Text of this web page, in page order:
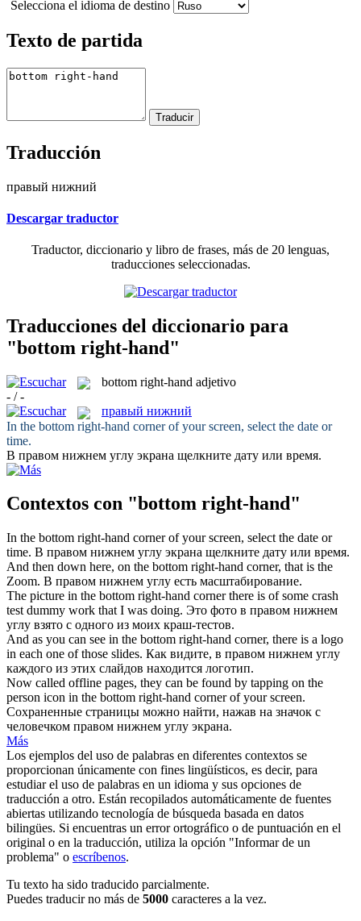
Selecciona el idioma de destino
Texto de partida
Traducción
правый нижний
Descargar traductor
Traductor, diccionario y libro de frases, más de 20 lenguas,
traducciones seleccionadas.
Traducciones del diccionario para
"bottom right-hand"
bottom right-hand adjetivo
- / -
правый нижний
In the bottom right-hand corner of your screen, select the date or
time.
В правом нижнем углу экрана щелкните дату или время.
Contextos con "bottom right-hand"
In the bottom right-hand corner of your screen, select the date or
time. В правом нижнем углу экрана щелкните дату или время.
And then down here, on the bottom right-hand corner, that is the
Zoom. В правом нижнем углу есть масштабирование.
The picture in the bottom right-hand corner there is of some crash
test dummy work that I was doing. Это фото в правом нижнем
углу взято с одного из моих краш-тестов.
And as you can see in the bottom right-hand corner, there is a logo
in each one of those slides. Как видите, в правом нижнем углу
каждого из этих слайдов находится логотип.
Now called offline pages, they can be found by tapping on the
person icon in the bottom right-hand corner of your screen.
Сохраненные страницы можно найти, нажав на значок с
человечком правом нижнем углу экрана.
Más
Los ejemplos del uso de palabras en diferentes contextos se
proporcionan únicamente con fines lingüísticos, es decir, para
estudiar el uso de palabras en un idioma y sus opciones de
traducción a otro. Están recopilados automáticamente de fuentes
abiertas utilizando tecnología de búsqueda basada en datos
bilingües. Si encuentras un error ortográfico o de puntuación en el
original o en la traducción, utiliza la opción "Informar de un
problema" o escríbenos.
Tu texto ha sido traducido parcialmente.
Puedes traducir no más de 5000 caracteres a la vez.